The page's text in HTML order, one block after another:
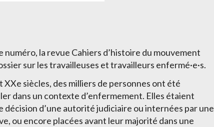
numéro, la revue Cahiers d’histoire du mouvement
sur les travailleuses et travailleurs enfermé·e·s.
XXe siècles, des milliers de personnes ont été
dans un contexte d’enfermement. Elles étaient
décision d’une autorité judiciaire ou internées par une
ou encore placées avant leur majorité dans une